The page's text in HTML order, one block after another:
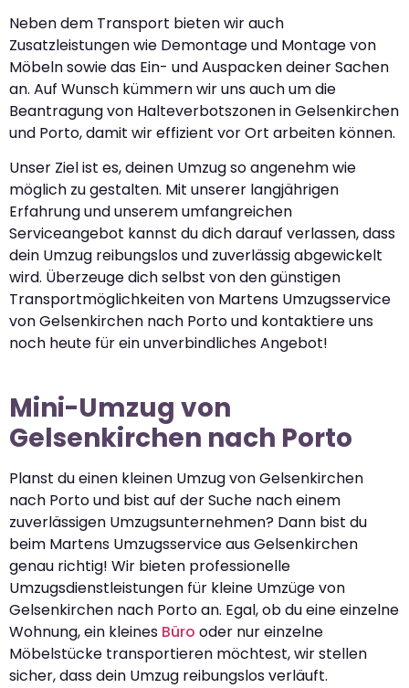
Neben dem Transport bieten wir auch
Zusatzleistungen wie Demontage und Montage von
Möbeln sowie das Ein- und Auspacken deiner Sachen
an. Auf Wunsch kümmern wir uns auch um die
Beantragung von Halteverbotszonen in Gelsenkirchen
und Porto, damit wir effizient vor Ort arbeiten können.
Unser Ziel ist es, deinen Umzug so angenehm wie
möglich zu gestalten. Mit unserer langjährigen
Erfahrung und unserem umfangreichen
Serviceangebot kannst du dich darauf verlassen, dass
dein Umzug reibungslos und zuverlässig abgewickelt
wird. Überzeuge dich selbst von den günstigen
Transportmöglichkeiten von Martens Umzugsservice
von Gelsenkirchen nach Porto und kontaktiere uns
noch heute für ein unverbindliches Angebot!
Mini-Umzug von
Gelsenkirchen nach Porto
Planst du einen kleinen Umzug von Gelsenkirchen
nach Porto und bist auf der Suche nach einem
zuverlässigen Umzugsunternehmen? Dann bist du
beim Martens Umzugsservice aus Gelsenkirchen
genau richtig! Wir bieten professionelle
Umzugsdienstleistungen für kleine Umzüge von
Gelsenkirchen nach Porto an. Egal, ob du eine einzelne
Wohnung, ein kleines Büro oder nur einzelne
Möbelstücke transportieren möchtest, wir stellen
sicher, dass dein Umzug reibungslos verläuft.